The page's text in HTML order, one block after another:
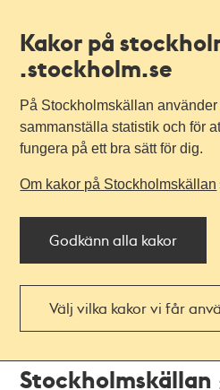
Kakor på
.stockholm.se
På Stockholmskällan
sammanställa statistik och för
fungera på ett bra sätt för dig.
Om kakor på Stockholmskällan
Godkänn alla kakor
Välj vilka kakor vi får
Stockholmskällan